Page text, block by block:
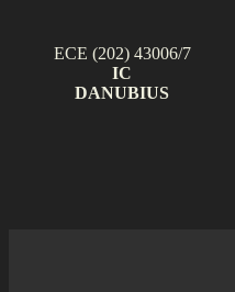
ECE (202) 43006/7
IC
DANUBIUS